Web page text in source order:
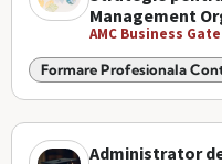
Management
AMC Business
Formare Profesionala
Administrator